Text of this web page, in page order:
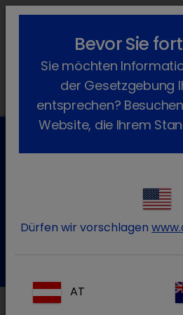
November
Kontaktieren Sie unseren
Zum Kontaktformular
Bevor Sie
Sie möchten
der Gesetzgebung
entsprechen?
Website, die Ihrem
Dürfen wir vorschlagen
AT